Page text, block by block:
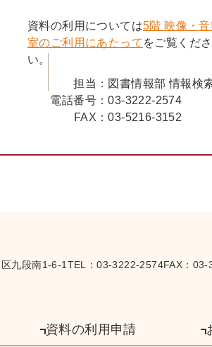
資料の利用については5階 映像・
室のご利用にあたって をご覧くださ
い。
担当： 図書情報部 情報検
電話番号：03-3222-2574
FAX：03-5216-3152
九段南1-6-1TEL：03-3222-2574FAX：
資料の利用申請